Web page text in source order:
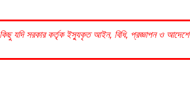
যদিসরকারকর্তৃক ইস্যুকৃত আইন, বিধি, প্রজ্ঞাপন ও